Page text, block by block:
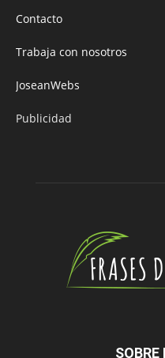
Contacto
Trabaja con nosotros
JoseanWebs
Publicidad
SOBRE